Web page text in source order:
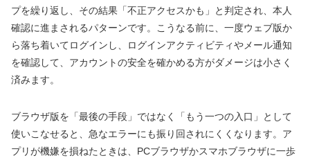
プを繰り返し、その結果「不正アクセスかも」と判定され、本人
確認に進まされるパターンです。こうなる前に、一度ウェブ版か
ら落ち着いてログインし、ログインアクティビティやメール通知
を確認して、アカウントの安全を確かめる方がダメージは小さく
済みます。
ブラウザ版を「最後の手段」ではなく「もう一つの入口」として
使いこなせると、急なエラーにも振り回されにくくなります。ア
プリが機嫌を損ねたときは、PCブラウザかスマホブラウザに一歩